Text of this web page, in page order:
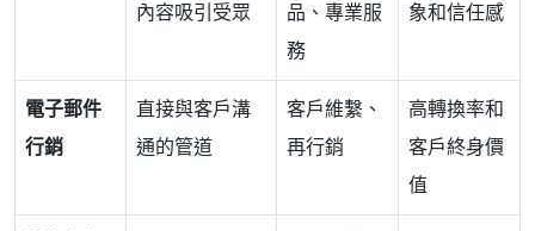
內容吸引受眾
品、專業服
務
象和信任感
電子郵件
行銷
直接與客戶溝
通的管道
客戶維繫、
再行銷
高轉換率和
客戶終身價
值